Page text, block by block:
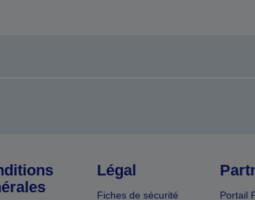
Légal
Fiches de sécurité Portail